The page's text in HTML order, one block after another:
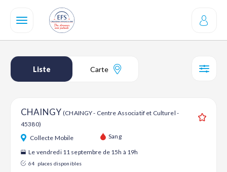
contenu
Liste Carte
CHAINGY(CHAINGY - Centre Associatif et Culturel -
45380)
Collecte Mobile Sang
Le vendredi 11 septembre de 15h à 19h
64 places disponibles